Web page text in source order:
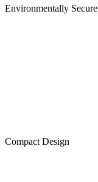
Environmentally Secure
Compact Design